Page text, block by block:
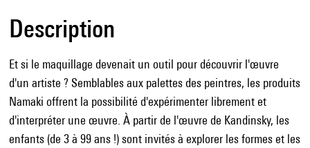
Description
Et si le maquillage devenait un outil pour découvrir l'œuvre
d'un artiste ? Semblables aux palettes des peintres, les produits
Namaki offrent la possibilité d'expérimenter librement et
d'interpréter une œuvre. À partir de l'œuvre de Kandinsky, les
enfants (de 3 à 99 ans !) sont invités à explorer les formes et les